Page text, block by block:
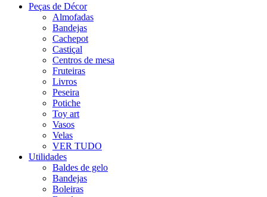
Peças de Décor
Almofadas
Bandejas
Cachepot
Castiçal
Centros de mesa
Fruteiras
Livros
Peseira
Potiche
Toy art
Vasos
Velas
VER TUDO
Utilidades
Baldes de gelo
Bandejas
Boleiras